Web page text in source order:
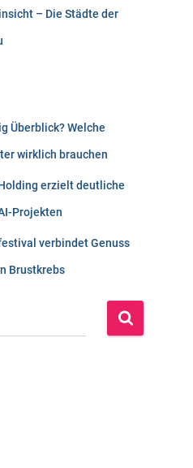
– Die Städte der
Überblick? Welche
wirklich brauchen
erzielt deutliche
Projekten
verbindet Genuss
Brustkrebs